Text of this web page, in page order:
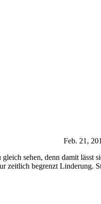
Feb. 21,
sehen, denn damit
zeitlich begrenzt